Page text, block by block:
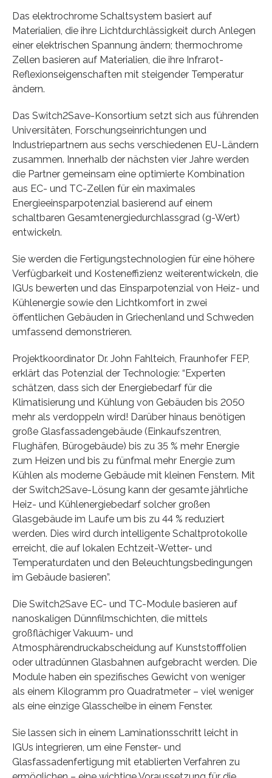
Das elektrochrome Schaltsystem basiert auf
Materialien, die ihre Lichtdurchlässigkeit durch Anlegen
einer elektrischen Spannung ändern; thermochrome
Zellen basieren auf Materialien, die ihre Infrarot-
Reflexionseigenschaften mit steigender Temperatur
ändern.
Das Switch2Save-Konsortium setzt sich aus führenden
Universitäten, Forschungseinrichtungen und
Industriepartnern aus sechs verschiedenen EU-Ländern
zusammen. Innerhalb der nächsten vier Jahre werden
die Partner gemeinsam eine optimierte Kombination
aus EC- und TC-Zellen für ein maximales
Energieeinsparpotenzial basierend auf einem
schaltbaren Gesamtenergiedurchlassgrad (g-Wert)
entwickeln.
Sie werden die Fertigungstechnologien für eine höhere
Verfügbarkeit und Kosteneffizienz weiterentwickeln, die
IGUs bewerten und das Einsparpotenzial von Heiz- und
Kühlenergie sowie den Lichtkomfort in zwei
öffentlichen Gebäuden in Griechenland und Schweden
umfassend demonstrieren.
Projektkoordinator Dr. John Fahlteich, Fraunhofer FEP,
erklärt das Potenzial der Technologie: “Experten
schätzen, dass sich der Energiebedarf für die
Klimatisierung und Kühlung von Gebäuden bis 2050
mehr als verdoppeln wird! Darüber hinaus benötigen
große Glasfassadengebäude (Einkaufszentren,
Flughäfen, Bürogebäude) bis zu 35 % mehr Energie
zum Heizen und bis zu fünfmal mehr Energie zum
Kühlen als moderne Gebäude mit kleinen Fenstern. Mit
der Switch2Save-Lösung kann der gesamte jährliche
Heiz- und Kühlenergiebedarf solcher großen
Glasgebäude im Laufe um bis zu 44 % reduziert
werden. Dies wird durch intelligente Schaltprotokolle
erreicht, die auf lokalen Echtzeit-Wetter- und
Temperaturdaten und den Beleuchtungsbedingungen
im Gebäude basieren”.
Die Switch2Save EC- und TC-Module basieren auf
nanoskaligen Dünnfilmschichten, die mittels
großflächiger Vakuum- und
Atmosphärendruckabscheidung auf Kunststofffolien
oder ultradünnen Glasbahnen aufgebracht werden. Die
Module haben ein spezifisches Gewicht von weniger
als einem Kilogramm pro Quadratmeter – viel weniger
als eine einzige Glasscheibe in einem Fenster.
Sie lassen sich in einem Laminationsschritt leicht in
IGUs integrieren, um eine Fenster- und
Glasfassadenfertigung mit etablierten Verfahren zu